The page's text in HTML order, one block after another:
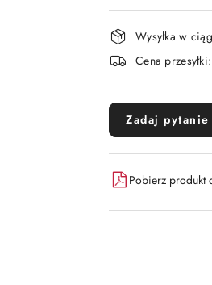
Dostępność
i
dostawa
Wysyłka w
Cena przesyłki:
Zadaj pytanie
Pobierz produkt